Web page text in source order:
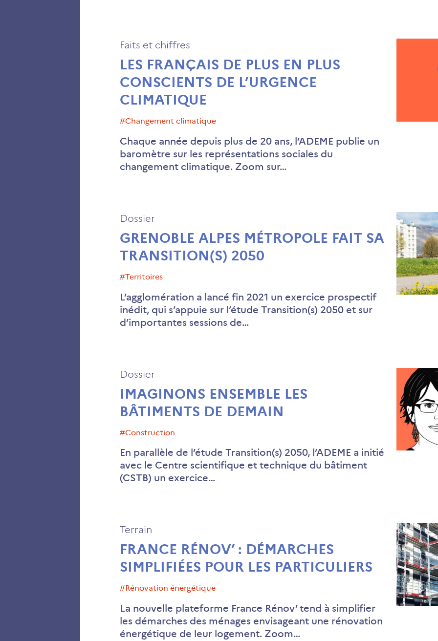
LES FRANÇAIS DE PLUS EN PLUS
CONSCIENTS DE L’URGENCE
CLIMATIQUE
Faits et chiffres
#changement climatique
Chaque année depuis plus de 20 ans, l’ADEME publie un
baromètre sur les représentations sociales du
changement climatique. Zoom sur…
GRENOBLE ALPES MÉTROPOLE FAIT SA
TRANSITION(S) 2050
Dossier
#territoires
L’agglomération a lancé fin 2021 un exercice prospectif
inédit, qui s’appuie sur l’étude Transition(s) 2050 et sur
d’importantes sessions de…
IMAGINONS ENSEMBLE LES
BÂTIMENTS DE DEMAIN
Dossier
#construction
En parallèle de l’étude Transition(s) 2050, l’ADEME a initié
avec le Centre scientifique et technique du bâtiment
(CSTB) un exercice…
FRANCE RÉNOV’ : DÉMARCHES
SIMPLIFIÉES POUR LES PARTICULIERS
Terrain
#rénovation énergétique
La nouvelle plateforme France Rénov’ tend à simplifier
les démarches des ménages envisageant une rénovation
énergétique de leur logement. Zoom…